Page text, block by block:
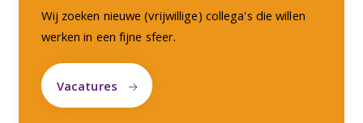
Wij zoeken nieuwe (vrijwillige) collega's die willen
werken in een fijne sfeer.
Vacatures